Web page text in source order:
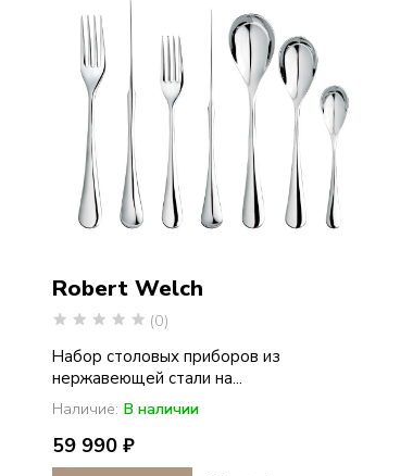
Robert Welch
(0)
Набор столовых приборов из
нержавеющей стали на...
Наличие: В наличии
59 990 ₽